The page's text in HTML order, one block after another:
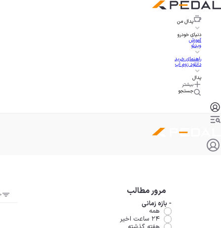
پدال من
دنیای خودرو
آموزش
ویدئو
راهنمای خرید
دانلود زوم اپ
پدال
بیشتر
جستجو
مرور مطالب
- بازه زمانی
همه
۲۴ ساعت اخیر